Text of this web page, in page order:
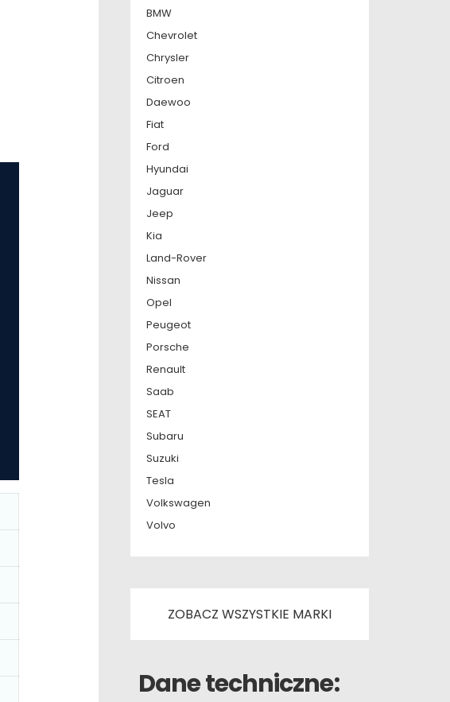
BMW
Chevrolet
Chrysler
Citroen
Daewoo
Fiat
Ford
Hyundai
Jaguar
Jeep
Kia
Land-Rover
Nissan
Opel
Peugeot
Porsche
Renault
Saab
SEAT
Subaru
Suzuki
Tesla
Volkswagen
Volvo
ZOBACZ WSZYSTKIE MARKI
Dane techniczne: